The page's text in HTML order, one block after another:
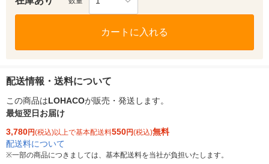
カートに入れる
配送情報・送料について
この商品はLOHACOが販売・発送します。
最短翌日お届け
3,780円(税込)以上で基本配送料550円(税込)無料
配送料について
※一部の商品につきましては、基本配送料を当社が負担いたします。